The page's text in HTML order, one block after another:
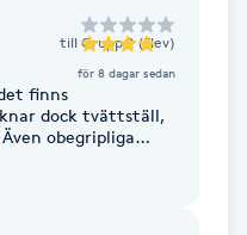
till Grupp 2 (Elev)
för 8 dagar sedan
finns
dock tvättställ,
obegripliga
vikbord.